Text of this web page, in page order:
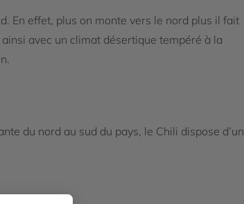
En effet, plus on monte vers le nord plus il fait
avec un climat désertique tempéré à la
du nord au sud du pays, le Chili dispose d’un